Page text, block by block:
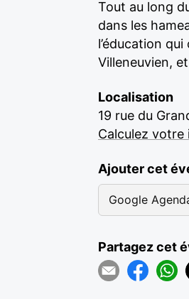
Tout au long
dans les
l’éducation
Villeneuvien,
Localisation
19 rue du
Calculez votre
Ajouter cet
Google
Partagez cet